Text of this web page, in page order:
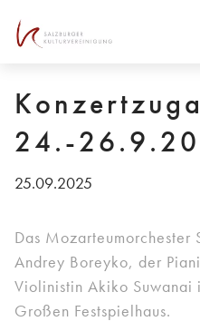
24.-
25.09.2025
Das Mozarteumorchester
Andrey Boreyko, der
Violinistin Akiko Suwanai
Großen Festspielhaus.